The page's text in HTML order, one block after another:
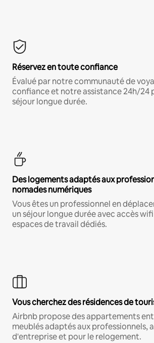
Réservez en toute confiance
Évalué par notre communauté de
confiance et notre assistance 24h/24
séjour longue durée.
Des logements adaptés aux
nomades numériques
Vous êtes un professionnel en
un séjour longue durée avec accès
espaces de travail dédiés.
Vous cherchez des résidences de
Airbnb propose des appartements
meublés adaptés aux professionnels,
d'entreprise et pour le relogement.